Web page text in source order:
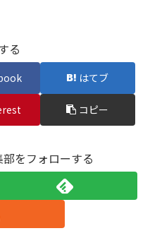
る
はてブ
コピー
をフォローする